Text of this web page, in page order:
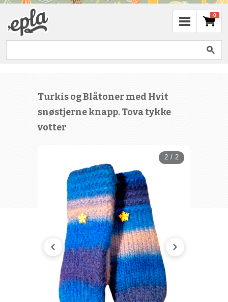
0
Turkis og Blåtoner med Hvit
snøstjerne knapp. Tova tykke
votter
2 / 2